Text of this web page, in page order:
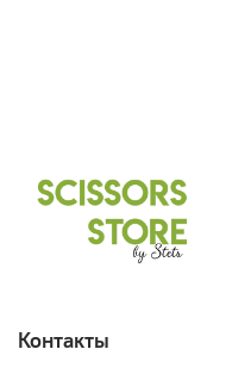
Контакты